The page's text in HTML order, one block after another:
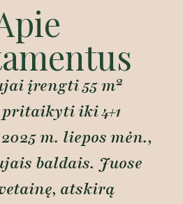
įrengti 55 m²
iki 4+1
m. liepos mėn.,
baldais. Juose
atskirą